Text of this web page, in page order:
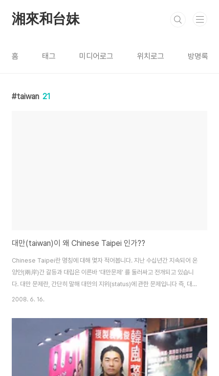
湘來和台妹
홈 태그 미디어로그 위치로그 방명록
taiwan 21
대만(taiwan)이 왜 Chinese Taipei 인가??
Chinese Taipei란 명칭에 대해 몇자 적어봅니다. 지난 수십년간 지속되어 온
양안(兩岸)간 갈등과 대립은 이른바 ‘대만문제’ 를 둘러싸고 전개되고 있습니
다. 대만 문제란, 간단히 말해 대만의 지위(status)에 관한 문제입니다 즉, 대만
문제는 국제체제 내에서 대만에 어떠한 지위를 부여할 것인가 또는 그 지위의
온] 3通과 新3不 중국의 대외정책인 ‘하나의 중국 원칙’ 과 이를 둘러싼 입장
의 차이는 이러한 대만문제의 본질을 가장 잘 보여주고 있습니다. 대만문제에
관한 중국의 입장은 확고합니다. 대만의 지위는 기본적으로 중국의 행정단위인
성(省)에 불과하며(청조때는 복건성의 일부로 편입시킴), 이러한 지위에 변동
2008. 6. 16.